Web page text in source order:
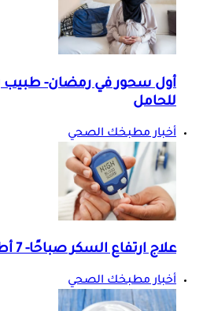
أول سحور في رمضان-
للحامل
أخبار مطبخك الصحي
علاج ارتفاع السكر صباحًا- 7 أطعمة قد تساعدك
أخبار مطبخك الصحي